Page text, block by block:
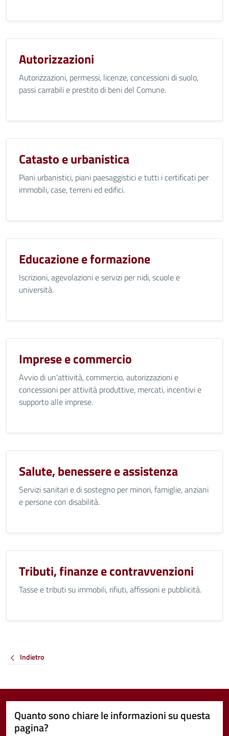
Autorizzazioni
Autorizzazioni, permessi, licenze, concessioni di suolo,
passi carrabili e prestito di beni del Comune.
Catasto e urbanistica
Piani urbanistici, piani paesaggistici e tutti i certificati per
immobili, case, terreni ed edifici.
Educazione e formazione
Iscrizioni, agevolazioni e servizi per nidi, scuole e
università.
Imprese e commercio
Avvio di un’attività, commercio, autorizzazioni e
concessioni per attività produttive, mercati, incentivi e
supporto alle imprese.
Salute, benessere e assistenza
Servizi sanitari e di sostegno per minori, famiglie, anziani
e persone con disabilità.
Tributi, finanze e contravvenzioni
Tasse e tributi su immobili, rifiuti, affissioni e pubblicità.
Indietro
Quanto sono chiare le informazioni su questa
pagina?